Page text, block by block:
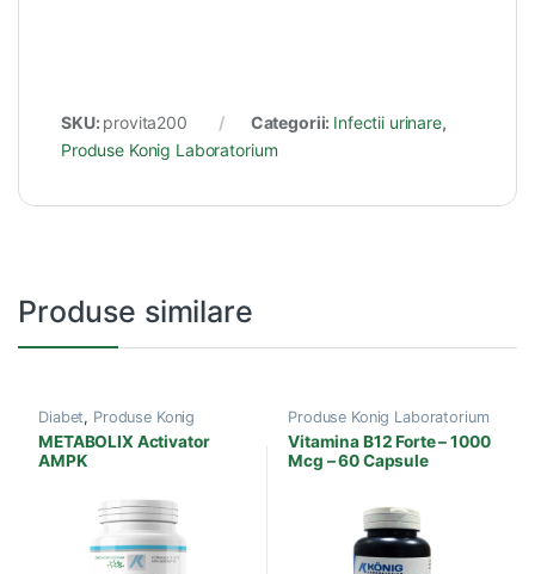
SKU: provita200 Categorii: Infectii urinare,
Produse Konig Laboratorium
Produse similare
Diabet, Produse Konig
Laboratorium
METABOLIX Activator
AMPK
Produse Konig Laboratorium
Vitamina B12 Forte – 1000
Mcg – 60 Capsule